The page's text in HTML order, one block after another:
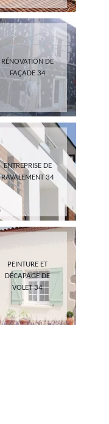
RÉNOVATION DE
FAÇADE 34
ENTREPRISE DE
RAVALEMENT 34
PEINTURE ET
DÉCAPAGE DE
VOLET 34